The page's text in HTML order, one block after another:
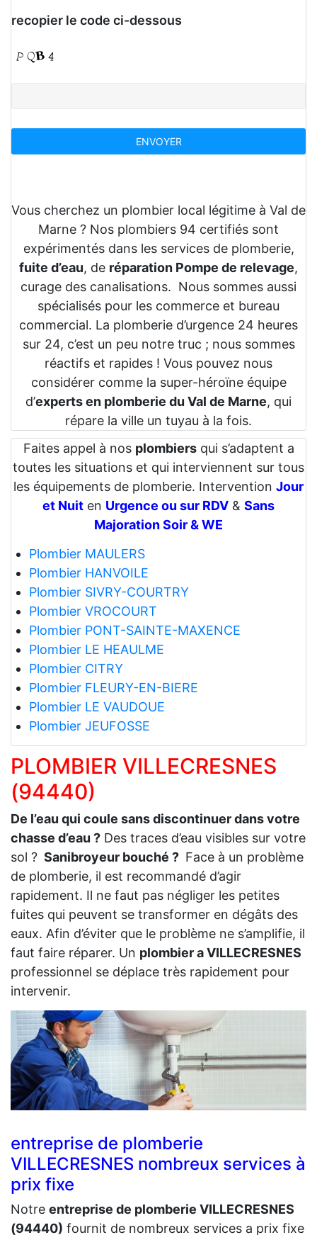
recopier le code ci-dessous
Vous cherchez un plombier local légitime à Val de
Marne ? Nos plombiers 94 certifiés sont
expérimentés dans les services de plomberie,
fuite d’eau, de réparation Pompe de relevage,
curage des canalisations. Nous sommes aussi
spécialisés pour les commerce et bureau
commercial. La plomberie d’urgence 24 heures
sur 24, c’est un peu notre truc ; nous sommes
réactifs et rapides ! Vous pouvez nous
considérer comme la super-héroïne équipe
d’experts en plomberie du Val de Marne, qui
répare la ville un tuyau à la fois.
Faites appel à nos plombiersqui s’adaptent a
toutes les situations et qui interviennent sur tous
les équipements de plomberie. Intervention Jour
et Nuit en Urgence ou sur RDV & Sans
Majoration Soir & WE
Plombier MAULERS
Plombier HANVOILE
Plombier SIVRY-COURTRY
Plombier VROCOURT
Plombier PONT-SAINTE-MAXENCE
Plombier LE HEAULME
Plombier CITRY
Plombier FLEURY-EN-BIERE
Plombier LE VAUDOUE
Plombier JEUFOSSE
PLOMBIER VILLECRESNES
(94440)
De l’eau qui coule sans discontinuer dans votre
chasse d’eau ? Des traces d’eau visibles sur votre
sol ? Sanibroyeur bouché ? Face à un problème
de plomberie, il est recommandé d’agir
rapidement. Il ne faut pas négliger les petites
fuites qui peuvent se transformer en dégâts des
eaux. Afin d’éviter que le problème ne s’amplifie, il
faut faire réparer. Un plombier a VILLECRESNES
professionnel se déplace très rapidement pour
intervenir.
entreprise de plomberie
VILLECRESNES nombreux services à
prix fixe
Notre entreprise de plomberie VILLECRESNES
(94440) fournit de nombreux services a prix fixe